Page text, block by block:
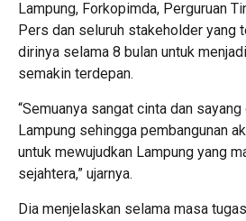
Lampung, Forkopimda, Perguruan
Pers dan seluruh stakeholder yang
dirinya selama 8 bulan untuk
semakin terdepan.
“Semuanya sangat cinta dan
Lampung sehingga pembangunan
untuk mewujudkan Lampung yang
sejahtera,” ujarnya.
Dia menjelaskan selama masa